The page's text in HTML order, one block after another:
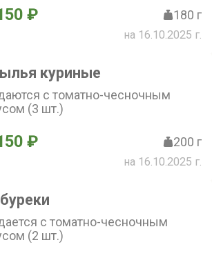
₽ 180 г
на 16.10.2025 г.
куриные
с томатно-чесночным
(3 шт.)
₽ 200 г
на 16.10.2025 г.
с томатно-чесночным
(2 шт.)